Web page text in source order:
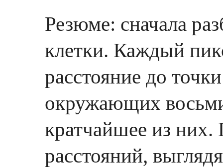
Резюме: сначала
клетки. Каждый
расстояние до
окружающих
кратчайшее из них.
расстояний,